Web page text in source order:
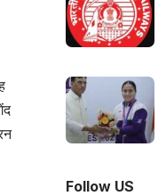
Follow US